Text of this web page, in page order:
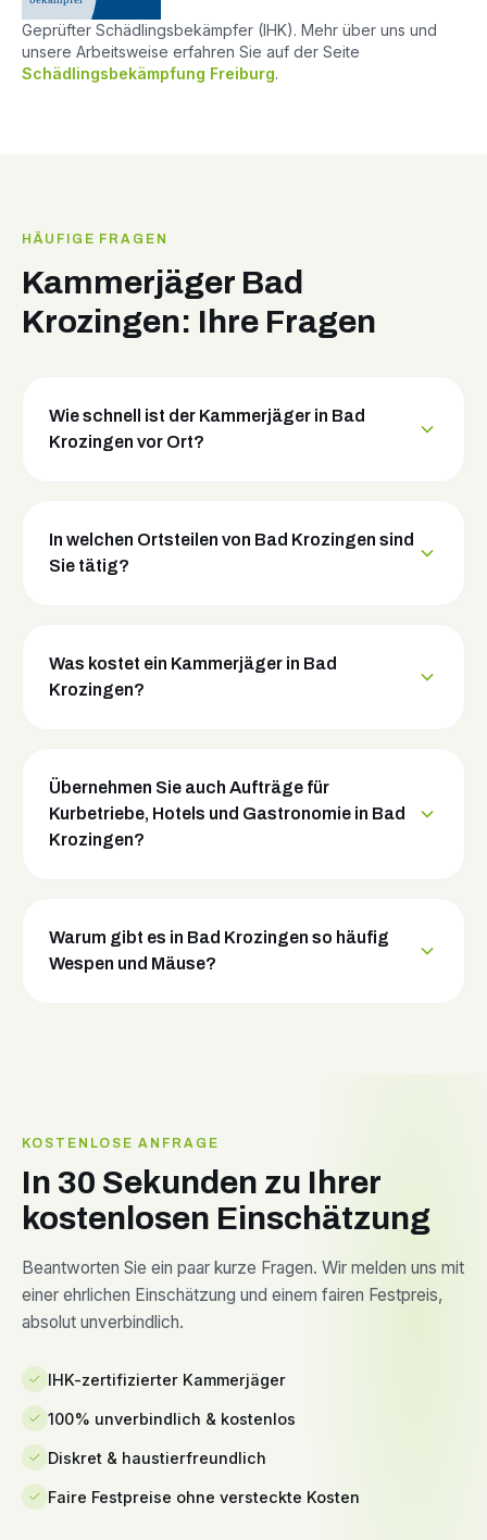
Geprüfter Schädlingsbekämpfer (IHK). Mehr über uns und
unsere Arbeitsweise erfahren Sie auf der Seite
Schädlingsbekämpfung Freiburg.
HÄUFIGE FRAGEN
Kammerjäger Bad
Krozingen: Ihre Fragen
Wie schnell ist der Kammerjäger in Bad
Krozingen vor Ort?
In welchen Ortsteilen von Bad Krozingen sind
Sie tätig?
Was kostet ein Kammerjäger in Bad
Krozingen?
Übernehmen Sie auch Aufträge für
Kurbetriebe, Hotels und Gastronomie in Bad
Krozingen?
Warum gibt es in Bad Krozingen so häufig
Wespen und Mäuse?
KOSTENLOSE ANFRAGE
In 30 Sekunden zu Ihrer
kostenlosen Einschätzung
Beantworten Sie ein paar kurze Fragen. Wir melden uns mit
einer ehrlichen Einschätzung und einem fairen Festpreis,
absolut unverbindlich.
IHK-zertifizierter Kammerjäger
100% unverbindlich & kostenlos
Diskret & haustierfreundlich
Faire Festpreise ohne versteckte Kosten